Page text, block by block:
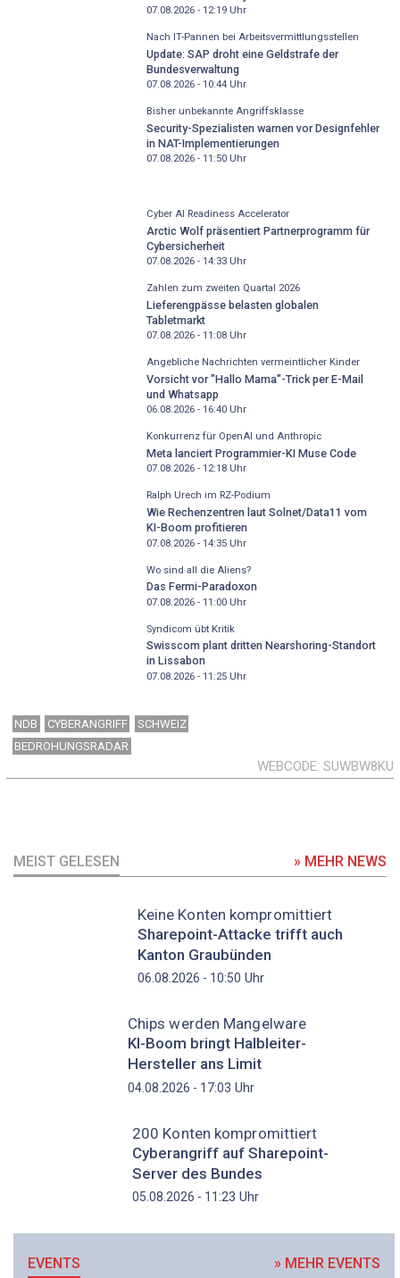
07.08.2026 - 12:19Uhr
Nach IT-Pannen bei Arbeitsvermittlungsstellen
Update: SAP droht eine Geldstrafe der
Bundesverwaltung
07.08.2026 - 10:44Uhr
Bisher unbekannte Angriffsklasse
Security-Spezialisten warnen vor Designfehler
in NAT-Implementierungen
07.08.2026 - 11:50Uhr
Cyber AI Readiness Accelerator
Arctic Wolf präsentiert Partnerprogramm für
Cybersicherheit
07.08.2026 - 14:33Uhr
Zahlen zum zweiten Quartal 2026
Lieferengpässe belasten globalen
Tabletmarkt
07.08.2026 - 11:08Uhr
Angebliche Nachrichten vermeintlicher Kinder
Vorsicht vor "Hallo Mama"-Trick per E-Mail
und Whatsapp
06.08.2026 - 16:40Uhr
Konkurrenz für OpenAI und Anthropic
Meta lanciert Programmier-KI Muse Code
07.08.2026 - 12:18Uhr
Ralph Urech im RZ-Podium
Wie Rechenzentren laut Solnet/Data11 vom
KI-Boom profitieren
07.08.2026 - 14:35Uhr
Wo sind all die Aliens?
Das Fermi-Paradoxon
07.08.2026 - 11:00Uhr
Syndicom übt Kritik
Swisscom plant dritten Nearshoring-Standort
in Lissabon
07.08.2026 - 11:25Uhr
NDB CYBERANGRIFF
SCHWEIZ
BEDROHUNGSRADAR
WEBCODE SUWBW8KU
MEIST GELESEN » MEHR NEWS
Keine Konten kompromittiert
Sharepoint-Attacke trifft auch
Kanton Graubünden
06.08.2026 - 10:50 Uhr
Chips werden Mangelware
KI-Boom bringt Halbleiter-
Hersteller ans Limit
04.08.2026 - 17:03 Uhr
200 Konten kompromittiert
Cyberangriff auf Sharepoint-
Server des Bundes
05.08.2026 - 11:23 Uhr
EVENTS » MEHR EVENTS